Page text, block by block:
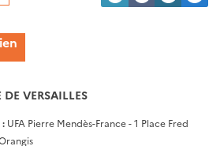
VERSAILLES
UFA Pierre Mendès-France - 1 Place Fred